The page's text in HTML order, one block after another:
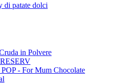
di patate dolci
in Polvere
- For Mum Chocolate